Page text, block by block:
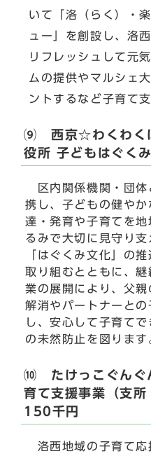
いて「洛（らく）・
ュー」を創設し、洛
リフレッシュして元
ムの提供やマルシェ
ントするなど子育て
⑼ 西京☆わくわく
役所 子どもはぐく
区内関係機関・団体
携し、子どもの健やか
達・発育や子育てを地
るみで大切に見守り支
「はぐくみ文化」の推
取り組むとともに、
業の展開により、父
解消やパートナーと
し、安心して子育て
の未然防止を図ります
⑽ たけっこぐんぐ
育て支援事業（支所
150千円
洛西地域の子育て応